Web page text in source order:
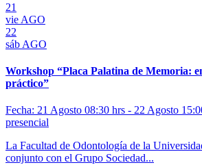
21
vie AGO
22
sáb AGO
Workshop “Placa Palatina de Memoria:
práctico”
Fecha: 21 Agosto 08:30 hrs - 22 Agosto
presencial
La Facultad de Odontología de la
conjunto con el Grupo Sociedad...